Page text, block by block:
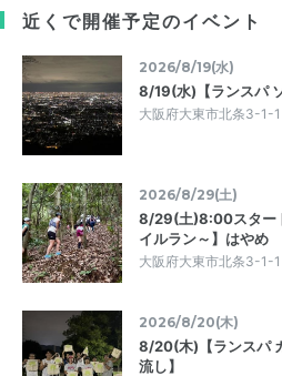
近くで開催予定のイベント
2026/8/19(水)
8/19(水)【ランスパ
大阪府大東市北条3-1-1
2026/8/29(土)
8/29(土)8:00スター
イルラン～】はやめ
大阪府大東市北条3-1-1
2026/8/20(木)
8/20(木)【ランスパ
流し】